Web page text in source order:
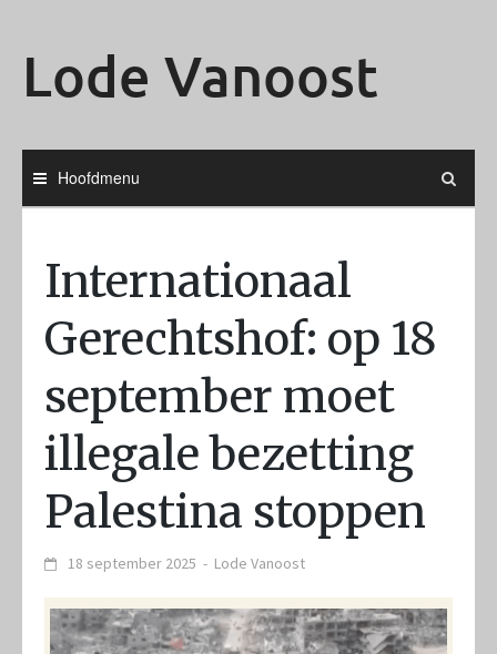
Lode Vanoost
Hoofdmenu
Internationaal
Gerechtshof: op 18
september moet
illegale bezetting
Palestina stoppen
18 september 2025 - Lode Vanoost